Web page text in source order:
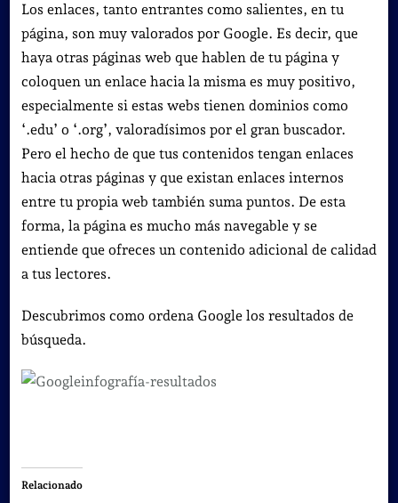
Los enlaces, tanto entrantes como salientes, en tu
página, son muy valorados por Google. Es decir, que
haya otras páginas web que hablen de tu página y
coloquen un enlace hacia la misma es muy positivo,
especialmente si estas webs tienen dominios como
‘.edu’ o ‘.org’, valoradísimos por el gran buscador.
Pero el hecho de que tus contenidos tengan enlaces
hacia otras páginas y que existan enlaces internos
entre tu propia web también suma puntos. De esta
forma, la página es mucho más navegable y se
entiende que ofreces un contenido adicional de calidad
a tus lectores.
Descubrimos como ordena Google los resultados de
búsqueda.
Relacionado